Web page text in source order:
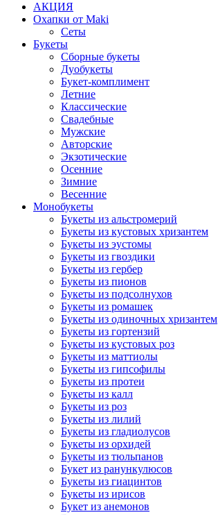
АКЦИЯ
Охапки от Maki
Сеты
Букеты
Сборные букеты
Дуобукеты
Букет-комплимент
Летние
Классические
Свадебные
Мужские
Авторские
Экзотические
Осенние
Зимние
Весенние
Монобукеты
Букеты из альстромерий
Букеты из кустовых хризантем
Букеты из эустомы
Букеты из гвоздики
Букеты из гербер
Букеты из пионов
Букеты из подсолнухов
Букеты из ромашек
Букеты из одиночных хризантем
Букеты из гортензий
Букеты из кустовых роз
Букеты из маттиолы
Букеты из гипсофилы
Букеты из протеи
Букеты из калл
Букеты из роз
Букеты из лилий
Букеты из гладиолусов
Букеты из орхидей
Букеты из тюльпанов
Букет из ранункулюсов
Букеты из гиацинтов
Букеты из ирисов
Букет из анемонов